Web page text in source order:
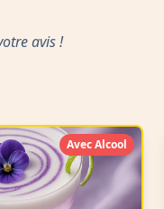
avis !
Avec Alcool